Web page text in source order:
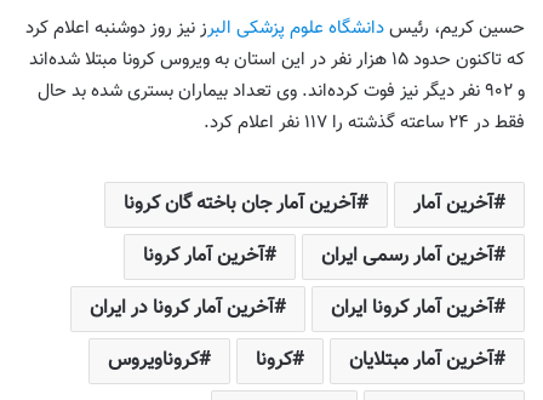
حسین کریم، رئیسدانشگاه علوم پزشکی البرز نیز روز دوشنبه اعلام کرد
که تاکنون حدود ۱۵ هزار نفر در این استان به ویروس کرونا مبتلا شده‌اند
و ۹۰۲ نفر دیگر نیز فوت کرده‌اند. وی تعداد بیماران بستری شده بد حال
فقط در ۲۴ ساعته گذشته را ۱۱۷ نفر اعلام کرد.
آخرین آمار
آخرین آمار جان باخته گان کرونا
آخرین آمار رسمی ایران
آخرین آمار کرونا
آخرین آمار کرونا ایران
آخرین آمار کرونا در ایران
آخرین آمار مبتلایان
کرونا
کروناویروس